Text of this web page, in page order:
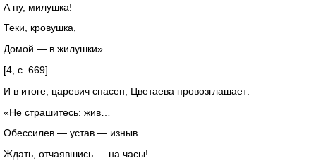
А ну, милушка!
Теки, кровушка,
Домой — в жилушки»
[4, с. 669].
И в итоге, царевич спасен, Цветаева провозглашает:
«Не страшитесь: жив…
Обессилев — устав — изныв
Ждать, отчаявшись — на часы!